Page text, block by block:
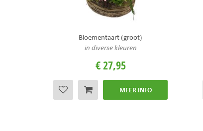
Bloementaart (groot)
in diverse kleuren
€27,95
MEER INFO